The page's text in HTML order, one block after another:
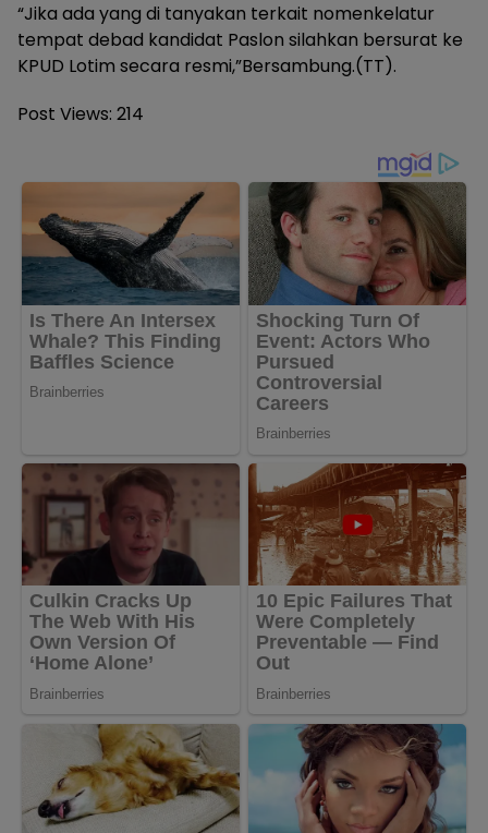
“Jika ada yang di tanyakan terkait nomenkelatur
tempat debad kandidat Paslon silahkan bersurat ke
KPUD Lotim secara resmi,”Bersambung.(TT).
Post Views: 214